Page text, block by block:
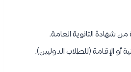
الثانوية العامة.
أو الإقامة (للطلاب الدوليين).